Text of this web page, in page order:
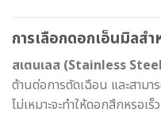
การเลือกดอกเอ็นมิลสำ
สเตนเลส (Stainless
ต้านต่อการตัดเฉือน และสามา
ไม่เหมาะจะทำให้ดอกสึกหรอเร็